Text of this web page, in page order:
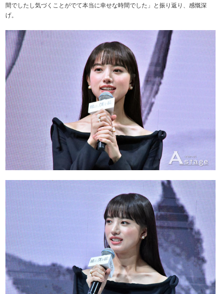
間でしたし気づくことがでて本当に幸せな時間でした」と振り返り、感慨深
げ。